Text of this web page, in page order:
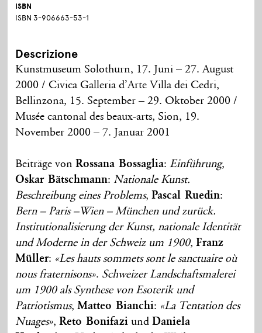
ISBN
ISBN 3-906663-53-1
Descrizione
Kunstmuseum Solothurn, 17. Juni – 27. August
2000 / Civica Galleria d’Arte Villa dei Cedri,
Bellinzona, 15. September – 29. Oktober 2000 /
Musée cantonal des beaux-arts, Sion, 19.
November 2000 – 7. Januar 2001
Beiträge vonRossana Bossaglia:Einführung,
Oskar Bätschmann: Nationale Kunst.
Beschreibung eines Problems,Pascal Ruedin:
Bern – Paris –Wien – München und zurück.
Institutionalisierung der Kunst, nationale Identität
und Moderne in der Schweiz um 1900,Franz
Müller: «Les hauts sommets sont le sanctuaire où
nous fraternisons». Schweizer Landschaftsmalerei
um 1900 als Synthese von Esoterik und
Patriotismus,Matteo Bianchi: «La Tentation des
Nuages»,Reto Bonifazi undDaniela